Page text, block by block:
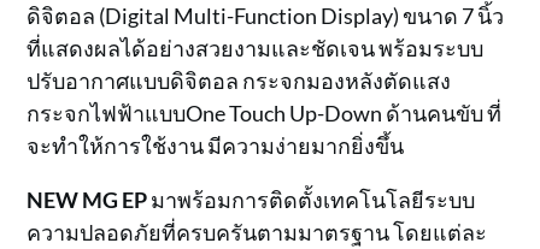
ดิจิตอล (Digital Multi-Function Display) ขนาด 7 นิ้ว
ที่แสดงผลได้อย่างสวยงามและชัดเจน พร้อมระบบ
ปรับอากาศแบบดิจิตอล กระจกมองหลังตัดแสง
กระจกไฟฟ้าแบบOne Touch Up-Down ด้านคนขับ ที่
จะทำให้การใช้งาน มีความง่ายมากยิ่งขึ้น
NEW MG EPมาพร้อมการติดตั้งเทคโนโลยีระบบ
ความปลอดภัยที่ครบครันตามมาตรฐาน โดยแต่ละ